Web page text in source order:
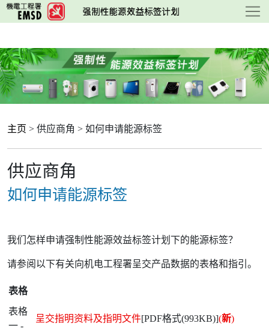
跳
至
要
內
容
主页 > 供应商角 > 如何申请能源标签
供应商角
如何申请能源标签
我们怎样申请强制性能源效益标签计划下的能源标签？
请参阅以下有关向机电工程署呈交产品数据的表格和指引。
表格
表格
一 -
呈交指明资料及指明文件[PDF格式(993KB)](新)